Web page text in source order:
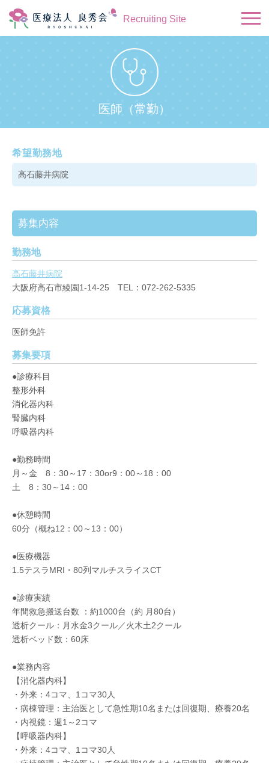
Recruiting Site
医師（常勤）
希望勤務地
高石藤井病院
募集内容
勤務地
高石藤井病院
大阪府高石市綾園1-14-25 TEL：072-262-5335
応募資格
医師免許
募集要項
●診療科目
整形外科
消化器内科
腎臓内科
呼吸器内科
●勤務時間
月～金 8：30～17：30or9：00～18：00
土 8：30～14：00
●休憩時間
60分（概ね12：00～13：00）
●医療機器
1.5テスラMRI・80列マルチスライスCT
●診療実績
年間救急搬送台数 ：約1000台（約 月80台）
透析クール：月水金3クール／火木土2クール
透析ベッド数：60床
●業務内容
【消化器内科】
・外来：4コマ、1コマ30人
・病棟管理：主治医として急性期10名または回復期、療養20名
・内視鏡：週1～2コマ
【呼吸器内科】
・外来：4コマ、1コマ30人